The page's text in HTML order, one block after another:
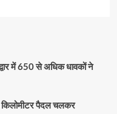
में 650 से अधिक धावकों ने
किलोमीटर पैदल चलकर